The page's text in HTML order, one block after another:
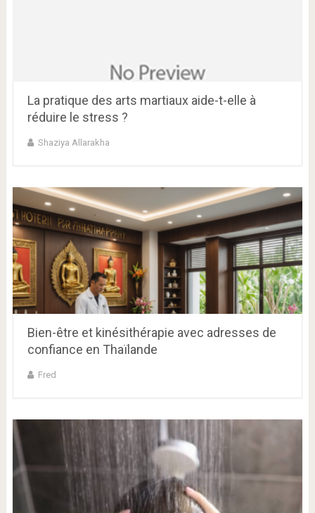
La pratique des arts martiaux aide-t-elle à
réduire le stress ?
Shaziya Allarakha
Bien-être et kinésithérapie avec adresses de
confiance en Thaïlande
Fred